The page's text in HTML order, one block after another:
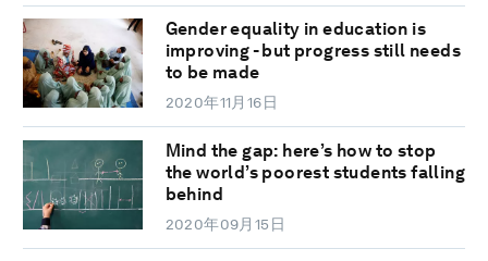
Gender equality in education is
improving - but progress still needs
to be made
2020年11月16日
Mind the gap: here’s how to stop
the world’s poorest students falling
behind
2020年09月15日